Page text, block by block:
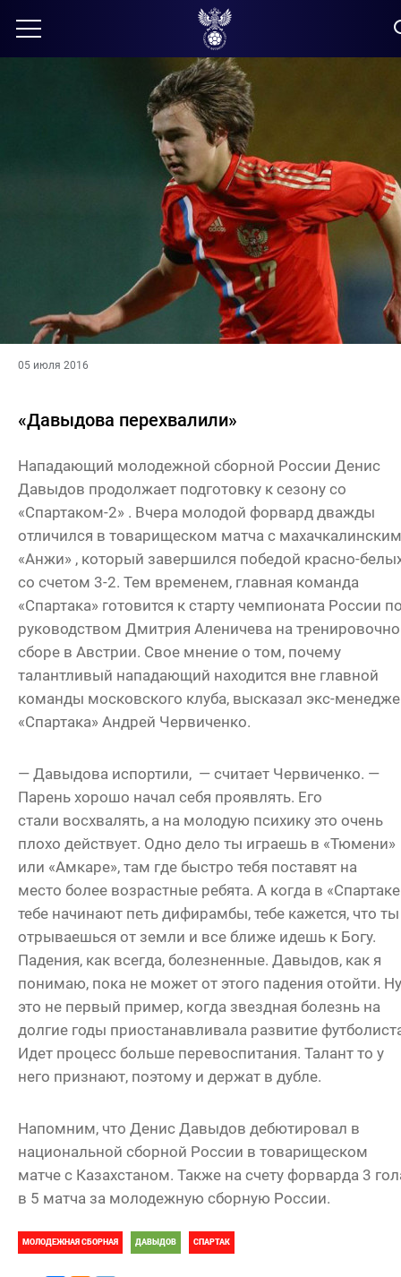
05 июля 2016
«Давыдова перехвалили»
Нападающий молодежной сборной России Денис
Давыдов продолжает подготовку к сезону со
«Спартаком-2» . Вчера молодой форвард дважды
отличился в товарищеском матча с махачкалинским
«Анжи» , который завершился победой красно-
со счетом 3-2. Тем временем, главная команда
«Спартака» готовится к старту чемпионата России
руководством Дмитрия Аленичева на
сборе в Австрии. Свое мнение о том, почему
талантливый нападающий находится вне главной
команды московского клуба, высказал экс-
«Спартака» Андрей Червиченко.
— Давыдова испортили, — считает Червиченко. —
Парень хорошо начал себя проявлять. Его
стали восхвалять, а на молодую психику это очень
плохо действует. Одно дело ты играешь в «Тюмени»
или «Амкаре», там где быстро тебя поставят на
место более возрастные ребята. А когда в
тебе начинают петь дифирамбы, тебе кажется, что ты
отрываешься от земли и все ближе идешь к Богу.
Падения, как всегда, болезненные. Давыдов, как я
понимаю, пока не может от этого падения отойти. Ну
это не первый пример, когда звездная болезнь на
долгие годы приостанавливала развитие
Идет процесс больше перевоспитания. Талант то у
него признают, поэтому и держат в дубле.
Напомним, что Денис Давыдов дебютировал в
национальной сборной России в товарищеском
матче с Казахстаном. Также на счету форварда 3
в 5 матча за молодежную сборную России.
МОЛОДЕЖНАЯ СБОРНАЯ ДАВЫДОВ СПАРТАК